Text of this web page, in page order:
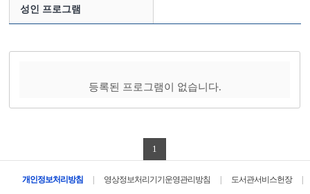
성인 프로그램
등록된 프로그램이 없습니다.
1
개인정보처리방침 영상정보처리기기운영관리방침 도서관서비스헌장